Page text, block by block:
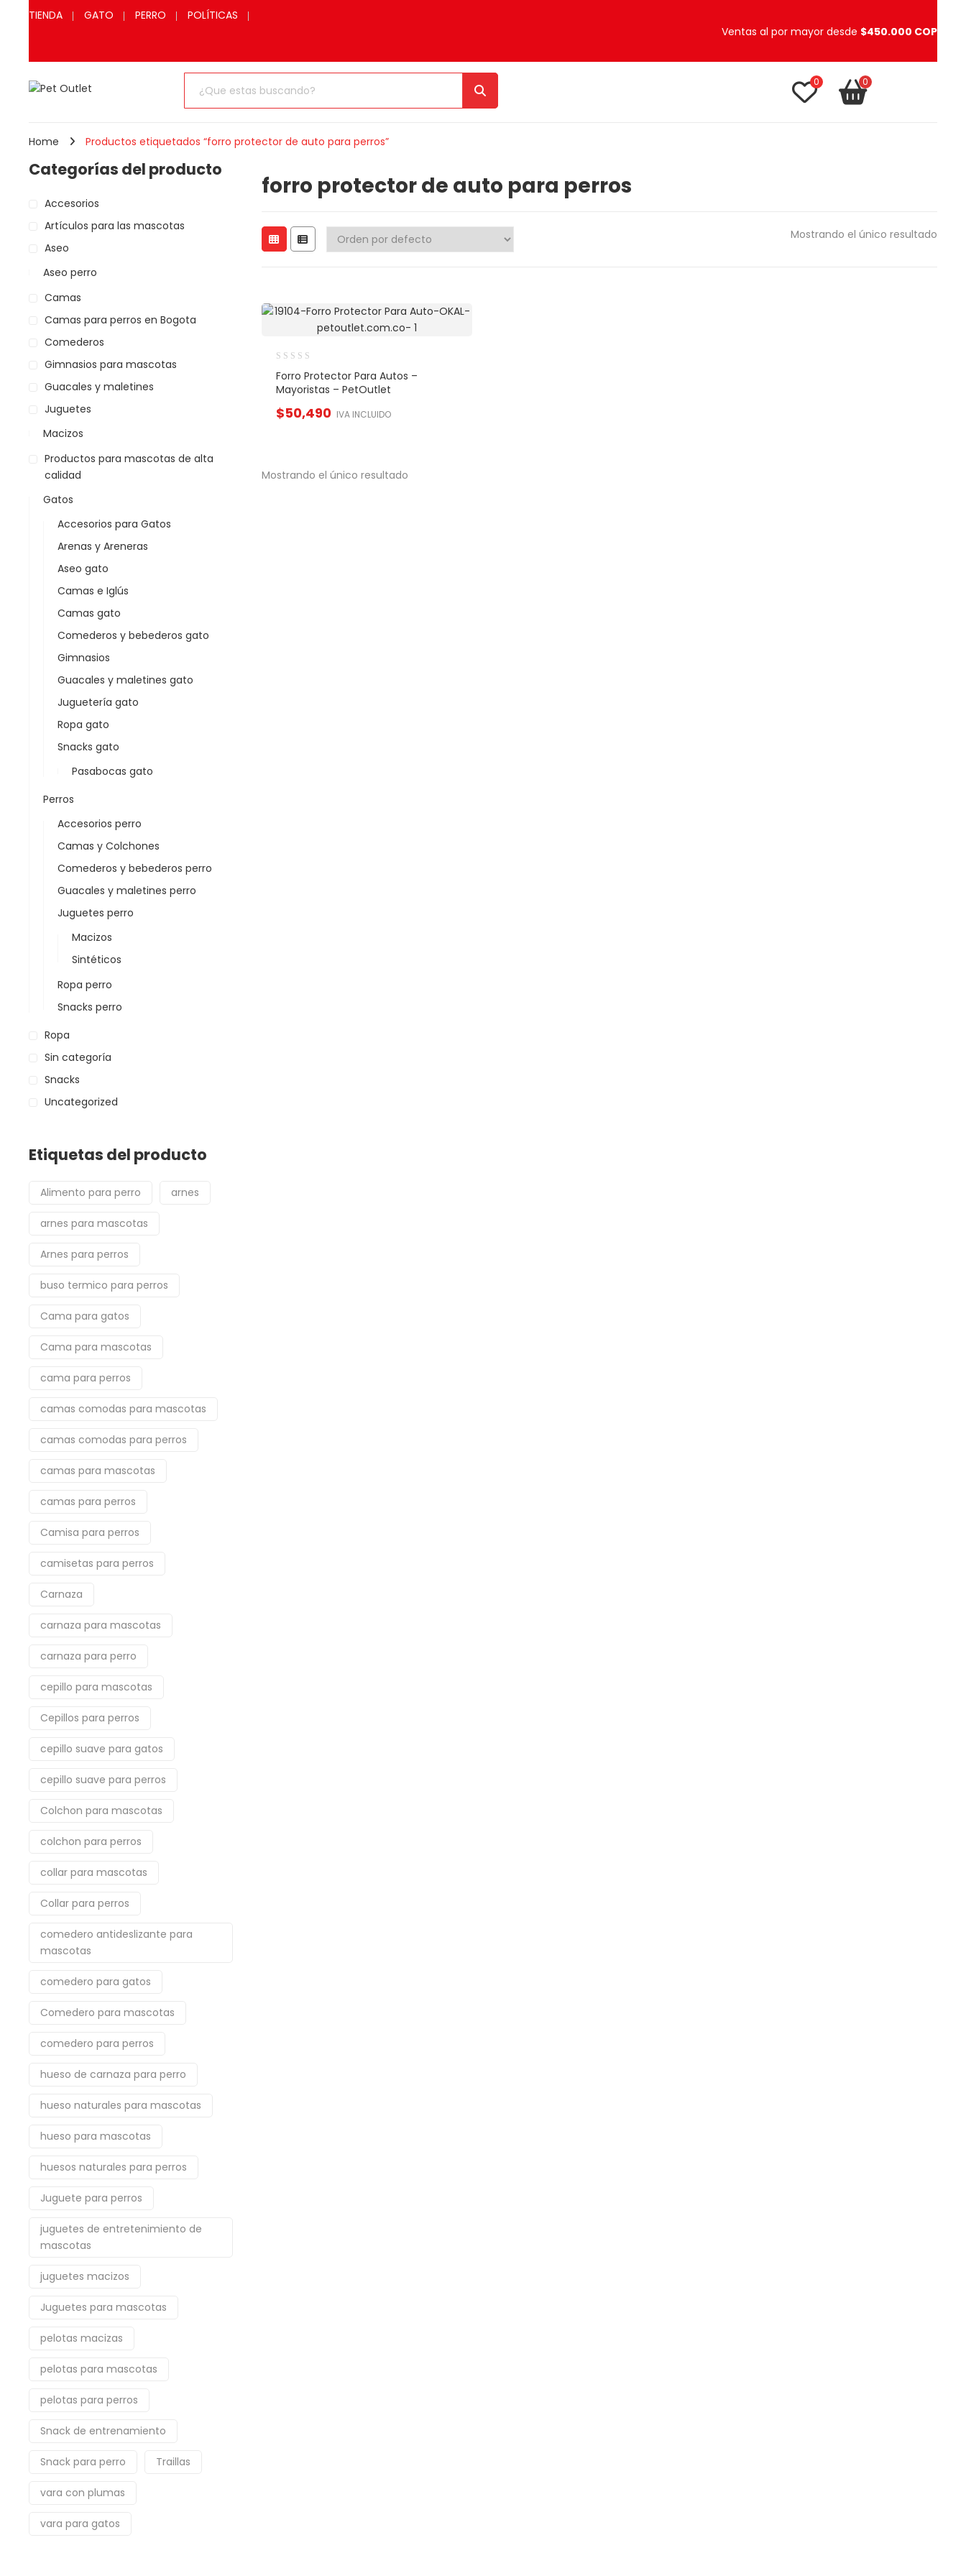
TIENDA GATO PERRO
POLÍTICAS
Ventas al por mayor desde $450.000 COP
0 0
Home Productos etiquetados “forro protector de auto para perros”
Categorías del producto
Accesorios
Artículos para las mascotas
Aseo
Aseo perro
Camas
Camas para perros en Bogota
Comederos
Gimnasios para mascotas
Guacales y maletines
Juguetes
Macizos
Productos para mascotas de alta
calidad
Gatos
Accesorios para Gatos
Arenas y Areneras
Aseo gato
Camas e Iglús
Camas gato
Comederos y bebederos gato
Gimnasios
Guacales y maletines gato
Juguetería gato
Ropa gato
Snacks gato
Pasabocas gato
Perros
Accesorios perro
Camas y Colchones
Comederos y bebederos perro
Guacales y maletines perro
Juguetes perro
Macizos
Sintéticos
Ropa perro
Snacks perro
Ropa
Sin categoría
Snacks
Uncategorized
Etiquetas del producto
Alimento para perro arnes
arnes para mascotas
Arnes para perros
buso termico para perros
Cama para gatos
Cama para mascotas
cama para perros
camas comodas para mascotas
camas comodas para perros
camas para mascotas
camas para perros
Camisa para perros
camisetas para perros
Carnaza
carnaza para mascotas
carnaza para perro
cepillo para mascotas
Cepillos para perros
cepillo suave para gatos
cepillo suave para perros
Colchon para mascotas
colchon para perros
collar para mascotas
Collar para perros
comedero antideslizante para
mascotas
comedero para gatos
Comedero para mascotas
comedero para perros
hueso de carnaza para perro
hueso naturales para mascotas
hueso para mascotas
huesos naturales para perros
Juguete para perros
juguetes de entretenimiento de
mascotas
juguetes macizos
Juguetes para mascotas
pelotas macizas
pelotas para mascotas
pelotas para perros
Snack de entrenamiento
Snack para perro Traillas
vara con plumas
vara para gatos
forro protector de auto para perros
Mostrando el único resultado
Forro Protector Para Autos –
Mayoristas – PetOutlet
$50,490 IVA INCLUIDO
Mostrando el único resultado